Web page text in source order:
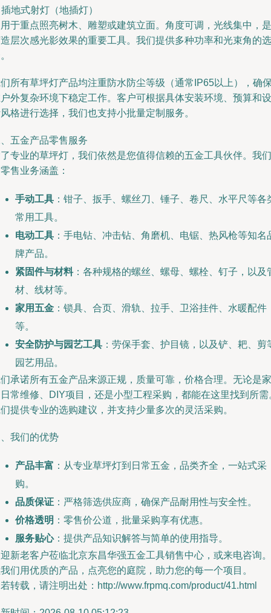
地式射灯（地插灯）
于重点照亮树木、雕塑或建筑立面。角度可调，光线集中，是
层次感光影效果的重要工具。我们提供多种功率和光束角的选
所有草坪灯产品均注重防水防尘等级（通常IP65以上），确
外复杂环境下稳定工作。客户可根据具体安装环境、预算和设
格进行选择，我们也支持小批量定制服务。
五金产品零售服务
专业的草坪灯，我们依然是您值得信赖的五金工具伙伴。我们
售业务涵盖：
手动工具 ：钳子、扳手、螺丝刀、锤子、卷尺、水平尺等各
常用工具。
电动工具 ：手电钻、冲击钻、角磨机、电锯、热风枪等知名
牌产品。
紧固件与材料：各种规格的螺丝、螺母、螺栓、钉子，以及
材、线材等。
家用五金 ：锁具、合页、滑轨、拉手、卫浴挂件、水暖配件
等。
安全防护与园艺工具 ：劳保手套、护目镜，以及铲、耙、剪
园艺用品。
承诺所有五金产品来源正规，质量可靠，价格合理。无论是家
常维修、DIY项目，还是小型工程采购，都能在这里找到所需
提供专业的选购建议，并支持少量多次的灵活采购。
我们的优势
产品丰富 ：从专业草坪灯到日常五金，品类齐全，一站式采
购。
品质保证 ：严格筛选供应商，确保产品耐用性与安全性。
价格透明 ：零售价公道，批量采购享有优惠。
服务贴心：提供产品知识解答与简单的使用指导。
新老客户莅临北京东昌华强五金工具销售中心，或来电咨询。
们用优质的产品，点亮您的庭院，助力您的每一个项目。
转载，请注明出处：http://www.frpmq.com/product/41.html